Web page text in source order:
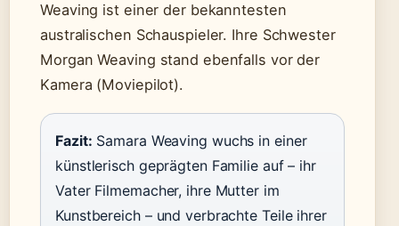
Weaving ist einer der bekanntesten
australischen Schauspieler. Ihre Schwester
Morgan Weaving stand ebenfalls vor der
Kamera (Moviepilot).
Fazit: Samara Weaving wuchs in einer
künstlerisch geprägten Familie auf – ihr
Vater Filmemacher, ihre Mutter im
Kunstbereich – und verbrachte Teile ihrer